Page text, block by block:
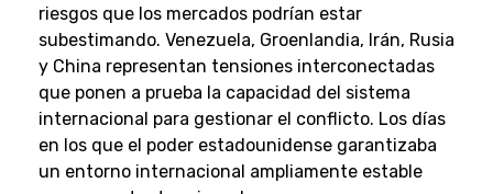
riesgos que los mercados podrían estar
subestimando. Venezuela, Groenlandia, Irán, Rusia
y China representan tensiones interconectadas
que ponen a prueba la capacidad del sistema
internacional para gestionar el conflicto. Los días
en los que el poder estadounidense garantizaba
un entorno internacional ampliamente estable